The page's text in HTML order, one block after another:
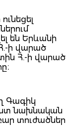
են Երևանի
ի վարած
Հ.-ի վարած
Գագիկ
նախնական
տուժածներ